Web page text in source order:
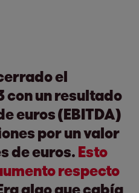
el
con un resultado
euros (EBITDA)
por un valor
de euros. Esto
respecto
algo que cabía